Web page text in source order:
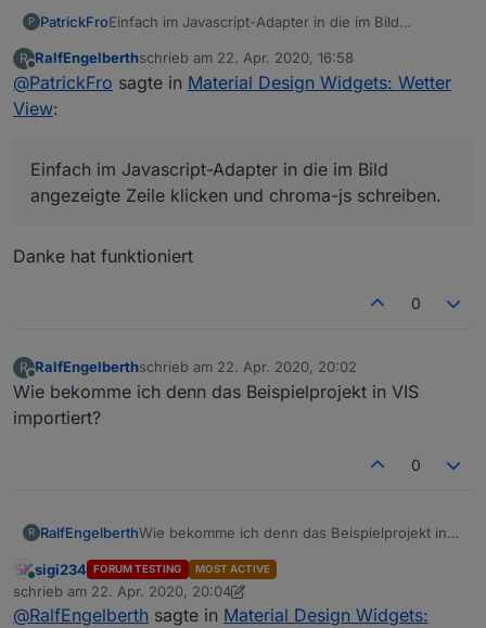
P PatrickFroEinfach im Javascript-Adapter in die im Bild
R
Offline
RalfEngelberthschrieb am 22. Apr. 2020, 16:58
zuletzt editiert von
@PatrickFro sagte in Material Design Widgets: Wetter
View:
Einfach im Javascript-Adapter in die im Bild
angezeigte Zeile klicken und chroma-js schreiben.
Danke hat funktioniert
0
R
Offline
RalfEngelberthschrieb am 22. Apr. 2020, 20:02
zuletzt editiert von
Wie bekomme ich denn das Beispielprojekt in VIS
importiert?
0
R RalfEngelberthWie bekomme ich denn das Beispielprojekt in
Online
sigi234 FORUM TESTING MOST ACTIVE
schrieb am 22. Apr. 2020, 20:04
zuletzt editiert von sigi234
@RalfEngelberth sagte in Material Design Widgets: